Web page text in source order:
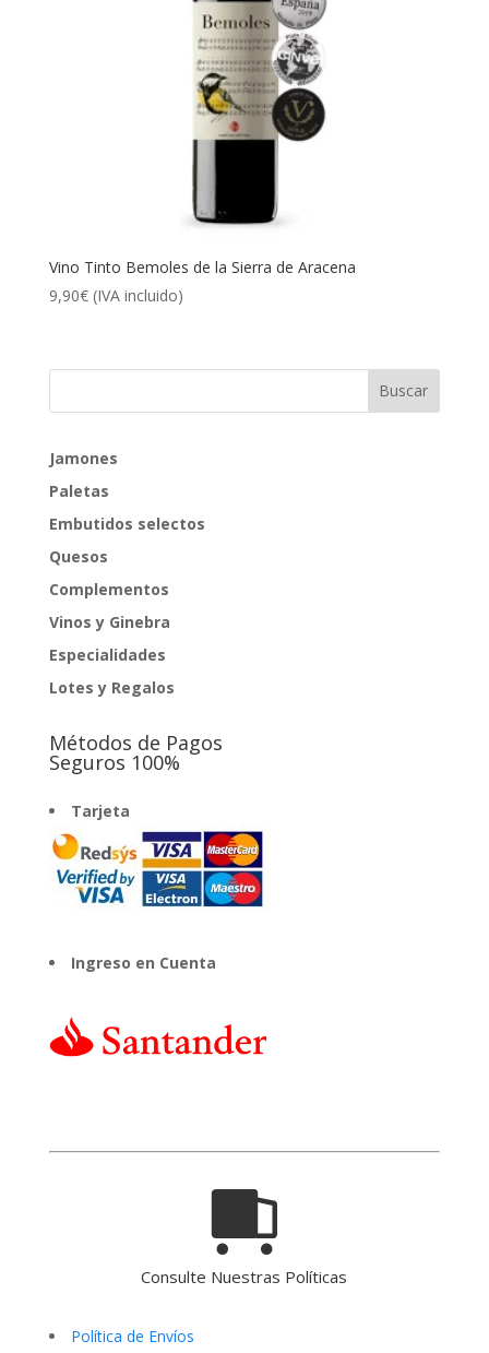
Vino Tinto Bemoles de la Sierra de Aracena
9,90€ (IVA incluido)
Jamones
Paletas
Embutidos selectos
Quesos
Complementos
Vinos y Ginebra
Especialidades
Lotes y Regalos
Métodos de Pagos
Seguros 100%
Tarjeta
Ingreso en Cuenta
Consulte Nuestras Políticas
Política de Envíos